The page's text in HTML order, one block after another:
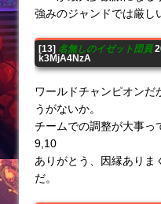
強みのジャンドでは厳し
[13] 名無しのイゼット団員
k3MjA4NzA
ワールドチャンピオンだ
うがないか。
チームでの調整が大事っ
9,10
ありがとう、因縁ありま
だ。